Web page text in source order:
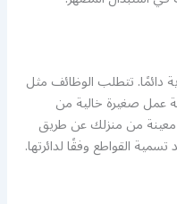
دائمًا. تتطلب الوظائف مثل
عمل صغيرة خالية من
معينة من منزلك عن طريق
القواطع وفقًا لدائرتها.